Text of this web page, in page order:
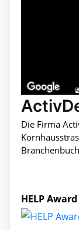
Die Firma
HELP